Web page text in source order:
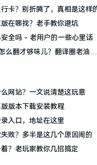
卡？别折腾了，真相是这样
在哪找？老手教你避坑
全吗 - 老用户的一些心里话
翻才够味儿？翻译圈老油条
网站？一文说清楚这玩意
版本下载安装教程
入口，地址在这里
败？多半是这几个原因闹的
？老玩家教你几招搞定